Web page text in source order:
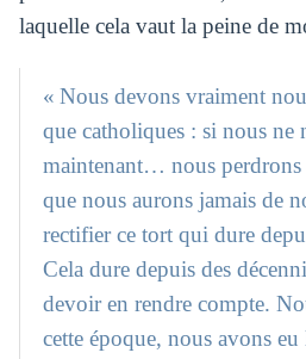
laquelle cela vaut la peine de
« Nous devons vraiment
que catholiques : si nous ne
maintenant… nous perdrons
que nous aurons jamais de
rectifier ce tort qui dure
Cela dure depuis des
devoir en rendre compte.
cette époque, nous avons